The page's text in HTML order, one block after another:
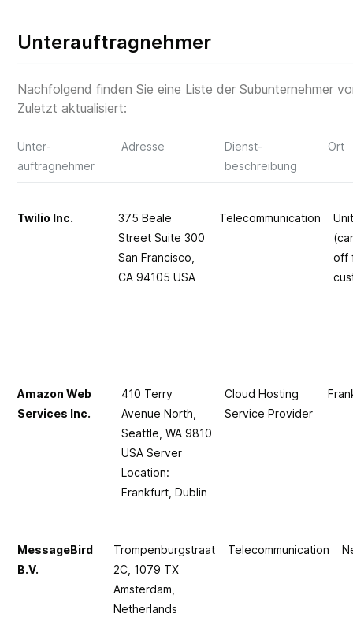
Unterauftragnehmer
Nachfolgend finden Sie eine Liste der Subunternehmer
Zuletzt aktualisiert:
Unter­
auftragnehmer
Adresse
Dienst­
beschreibung
Ort
Twilio Inc.
375 Beale
Street Suite 300
San Francisco,
CA 94105 USA
Telecommunication
off
Amazon Web
Services Inc.
410 Terry
Avenue North,
Seattle, WA 9810
USA Server
Location:
Frankfurt, Dublin
Cloud Hosting
Service Provider
MessageBird
B.V.
Trompenburgstraat
2C, 1079 TX
Amsterdam,
Netherlands
Telecommunication